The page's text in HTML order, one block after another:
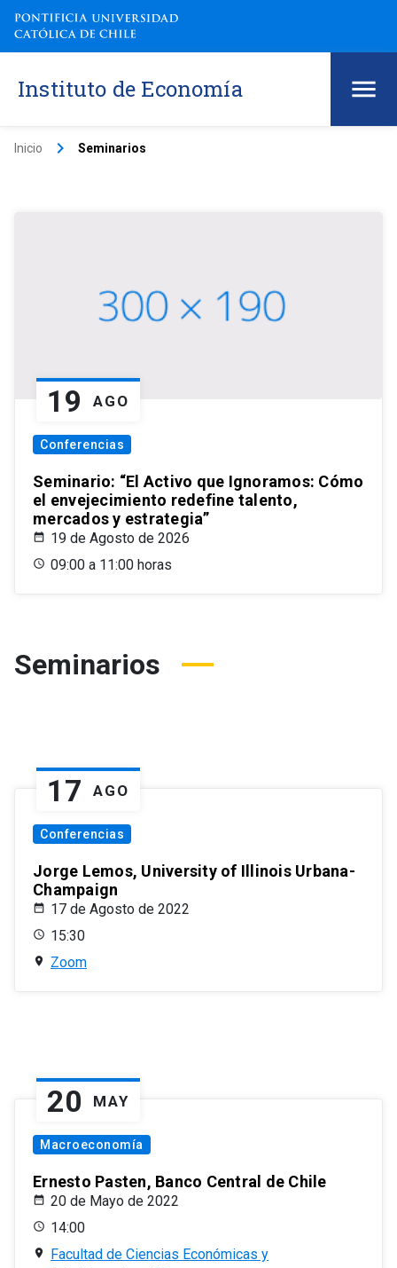
Instituto de Economía
Inicio keyboard_arrow_right Seminarios
19 AGO
Conferencias
Seminario: “El Activo que Ignoramos: Cómo
el envejecimiento redefine talento,
mercados y estrategia”
19 de Agosto de 2026
09:00 a 11:00 horas
Seminarios
17 AGO
Conferencias
Jorge Lemos, University of Illinois Urbana-
Champaign
17 de Agosto de 2022
15:30
Zoom
20 MAY
Macroeconomía
Ernesto Pasten, Banco Central de Chile
20 de Mayo de 2022
14:00
Facultad de Ciencias Económicas y